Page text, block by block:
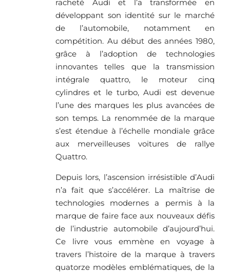
racheté Audi et l’a transformée en
développant son identité sur le marché
de l’automobile, notamment en
compétition. Au début des années 1980,
grâce à l’adoption de technologies
innovantes telles que la transmission
intégrale quattro, le moteur cinq
cylindres et le turbo, Audi est devenue
l’une des marques les plus avancées de
son temps. La renommée de la marque
s’est étendue à l’échelle mondiale grâce
aux merveilleuses voitures de rallye
Quattro.
Depuis lors, l’ascension irrésistible d’Audi
n’a fait que s’accélérer. La maîtrise de
technologies modernes a permis à la
marque de faire face aux nouveaux défis
de l’industrie automobile d’aujourd’hui.
Ce livre vous emmène en voyage à
travers l’histoire de la marque à travers
quatorze modèles emblématiques, de la